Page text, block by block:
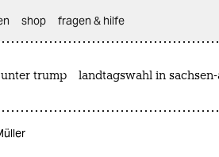
shop fragen & hilfe
unter trump landtagswahl in